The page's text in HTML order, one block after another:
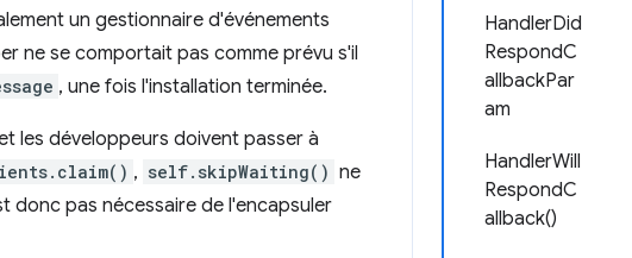
HandlerDid
RespondC
allbackPar
am
HandlerWill
RespondC
allback()
un gestionnaire d'événements
ne se comportait pas comme prévu s'il
, une fois l'installation terminée.
les développeurs doivent passer à
, self.skipWaiting() ne
donc pas nécessaire de l'encapsuler